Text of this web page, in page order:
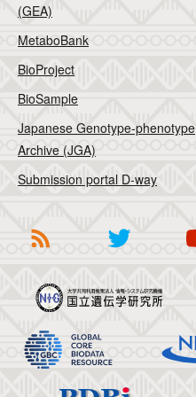
(GEA)
MetaboBank
BioProject
BioSample
Japanese Genotype-phenotype
Archive (JGA)
Submission portal D-way